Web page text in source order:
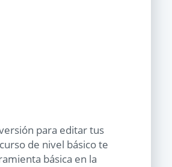
para editar tus
de nivel básico te
básica en la